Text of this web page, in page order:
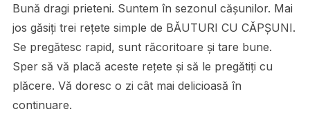
Bună dragi prieteni. Suntem în sezonul cășunilor. Mai
jos găsiți trei rețete simple de BĂUTURI CU CĂPȘUNI.
Se pregătesc rapid, sunt răcoritoare și tare bune.
Sper să vă placă aceste rețete și să le pregătiți cu
plăcere. Vă doresc o zi cât mai delicioasă în
continuare.